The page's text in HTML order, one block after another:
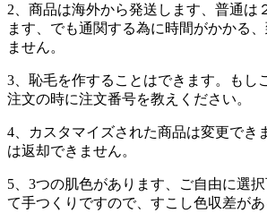
2、商品は海外から発送します、普通は
ます、でも通関する為に時間がかかる
ません。
3、恥毛を作することはできます。もし
注文の時に注文番号を教えください。
4、カスタマイズされた商品は変更でき
は返却できません。
5、3つの肌色があります、ご自由に選
て手つくりですので、すこし色収差が